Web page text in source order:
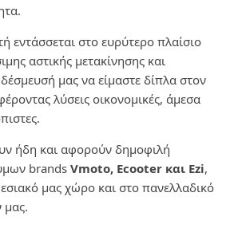
εντάσσεται στο ευρύτερο πλαίσιο
αστικής μετακίνησης και
δέσμευσή μας να είμαστε δίπλα στον
λύσεις οικονομικές, άμεσα
ήδη και αφορούν δημοφιλή
brands Vmoto, Ecooter και Ezi,
μας χώρο και στο πανελλαδικό
μας.